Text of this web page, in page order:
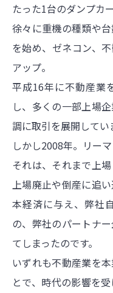
たった1台のダンプカ
徐々に重機の種類や
を始め、ゼネコン、
アップ。
平成16年に不動産業
し、多くの一部上場
調に取引を展開してい
しかし2008年。リー
それは、それまで上
上場廃止や倒産に追
本経済に与え、弊社
の、弊社のパートナ
てしまったのです。
いずれも不動産業を
とで、時代の影響を